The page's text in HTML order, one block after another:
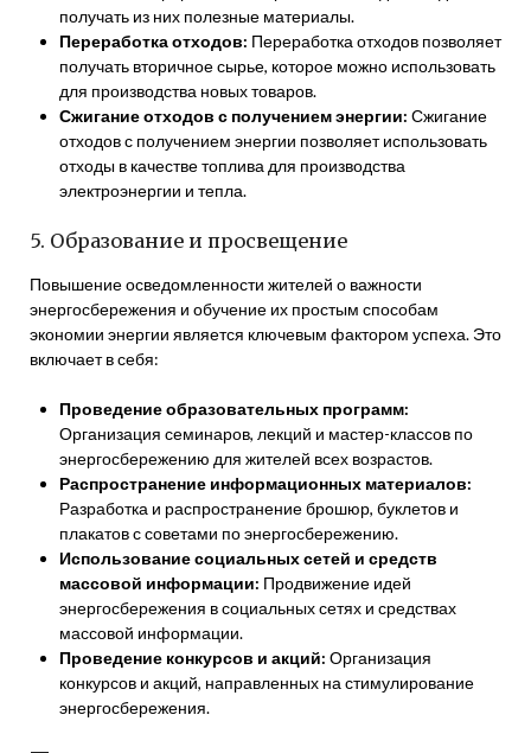
получать из них полезные материалы.
Переработка отходов: Переработка отходов позволяет
получать вторичное сырье, которое можно использовать
для производства новых товаров.
Сжигание отходов с получением энергии: Сжигание
отходов с получением энергии позволяет использовать
отходы в качестве топлива для производства
электроэнергии и тепла.
5. Образование и просвещение
Повышение осведомленности жителей о важности
энергосбережения и обучение их простым способам
экономии энергии является ключевым фактором успеха. Это
включает в себя:
Проведение образовательных программ:
Организация семинаров, лекций и мастер-классов по
энергосбережению для жителей всех возрастов.
Распространение информационных материалов:
Разработка и распространение брошюр, буклетов и
плакатов с советами по энергосбережению.
Использование социальных сетей и средств
массовой информации: Продвижение идей
энергосбережения в социальных сетях и средствах
массовой информации.
Проведение конкурсов и акций: Организация
конкурсов и акций, направленных на стимулирование
энергосбережения.